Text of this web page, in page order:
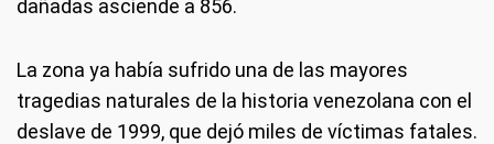
dañadas asciende a 856.
La zona ya había sufrido una de las mayores
tragedias naturales de la historia venezolana con el
deslave de 1999, que dejó miles de víctimas fatales.